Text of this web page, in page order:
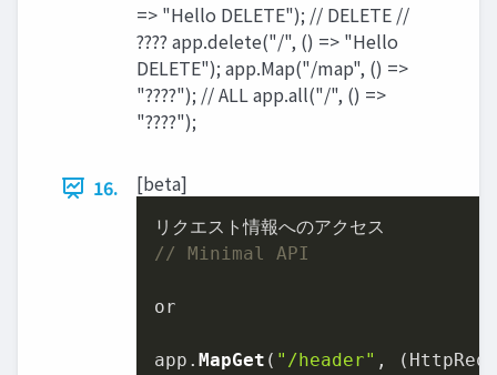
=> "Hello DELETE"); // DELETE //
???? app.delete("/", () => "Hello
DELETE"); app.Map("/map", () =>
"????"); // ALL app.all("/", () =>
"????");
16. [beta]
// Minimal API
or
app. MapGet ( "/header" , (